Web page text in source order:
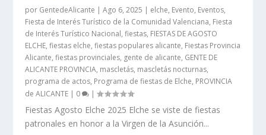
por GentedeAlicante |Ago 6, 2025 | elche, Evento, Eventos,
Fiesta de Interés Turístico de la Comunidad Valenciana, Fiesta
de Interés Turístico Nacional,fiestas, FIESTAS DE AGOSTO
ELCHE,fiestas elche,fiestas populares alicante, Fiestas Provincia
Alicante,fiestas provinciales, gente de alicante, GENTE DE
ALICANTE PROVINCIA, mascletás, mascletás nocturnas,
programa de actos, Programa de fiestas de Elche, PROVINCIA
de ALICANTE | 0 |
Fiestas Agosto Elche 2025 Elche se viste de fiestas
patronales en honor a la Virgen de la Asunción...